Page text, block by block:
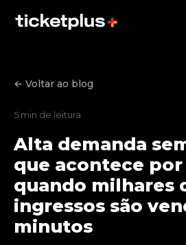
← Voltar ao blog
5 min de leitura
Alta demanda
que acontece
quando milhares
ingressos são
minutos